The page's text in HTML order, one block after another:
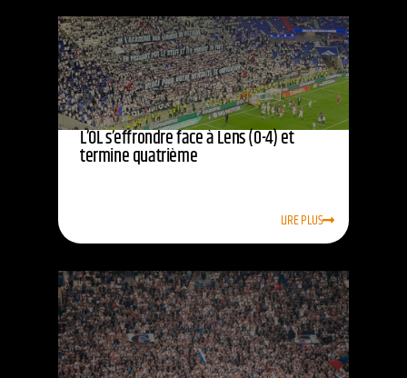
L’OL s’effrondre face à Lens (0-4) et
termine quatrième
LIRE PLUS